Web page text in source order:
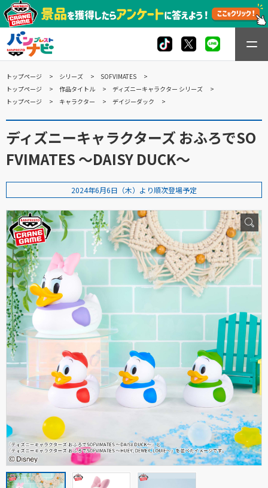
トップページ シリーズ
SOFVIMATES
トップページ
作品タイトル
ディズニーキャラクター シリーズ
トップページ
キャラクター デイジーダック
ディズニーキャラクターズ おふろでSO
FVIMATES ～DAISY DUCK～
2024年6月6日（木）より順次登場予定